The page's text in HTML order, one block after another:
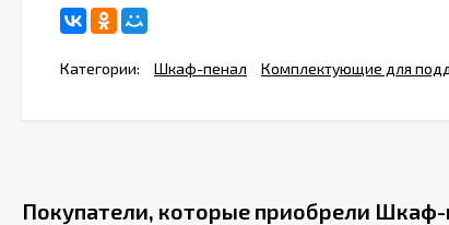
Категории: Шкаф-пенал Комплектующие для
Покупатели, которые приобрели Шкаф-